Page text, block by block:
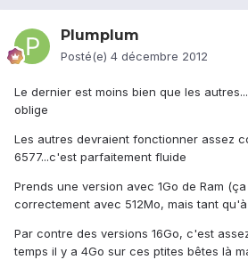
Plumplum
Posté(e) 4 décembre 2012
Le dernier est moins bien que les
oblige
Les autres devraient fonctionner assez
6577...c'est parfaitement fluide
Prends une version avec 1Go de Ram
correctement avec 512Mo, mais tant qu'à
Par contre des versions 16Go, c'est
temps il y a 4Go sur ces ptites bêtes là